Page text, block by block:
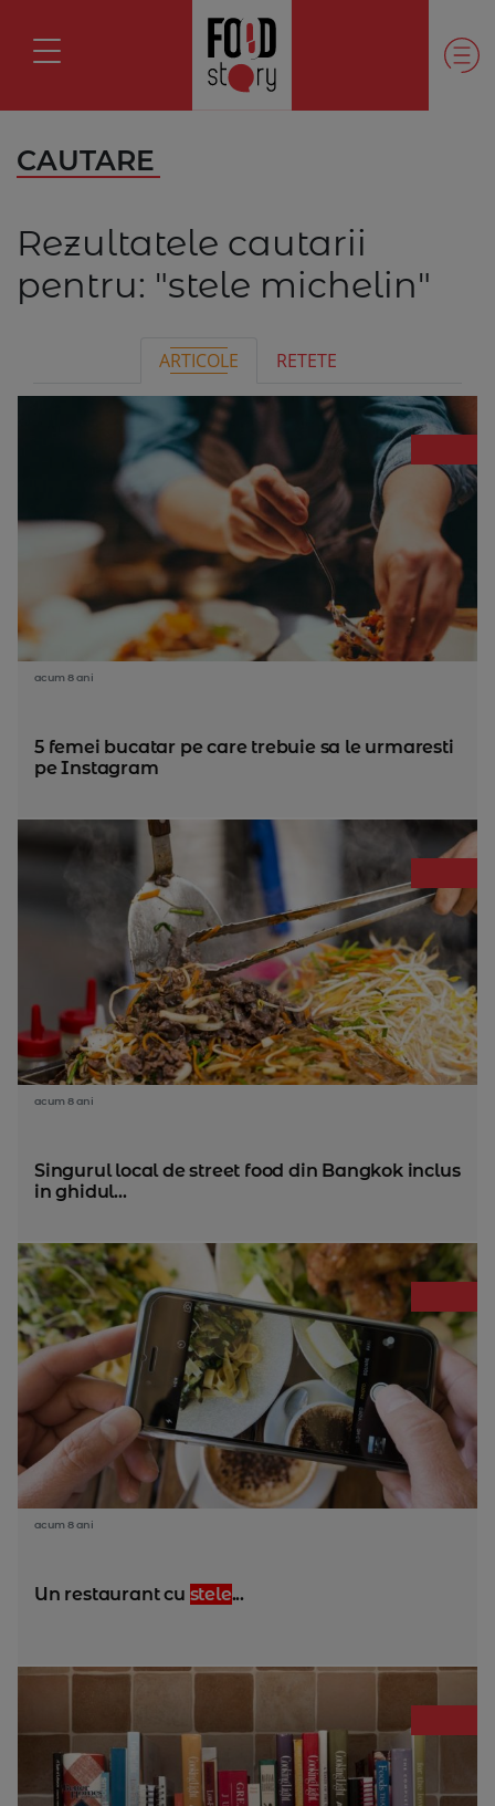
CAUTARE
Rezultatele cautarii
pentru: "stele michelin"
ARTICOLE RETETE
acum 8 ani
5 femei bucatar pe care trebuie sa le urmaresti
pe Instagram
acum 8 ani
Singurul local de street food din Bangkok inclus
in ghidul...
acum 8 ani
Un restaurant cu stele...